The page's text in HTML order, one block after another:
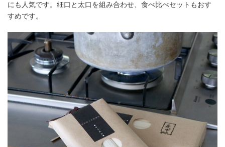
にも人気です。細口と太口を組み合わせ、食べ比べセットもおす
すめです。